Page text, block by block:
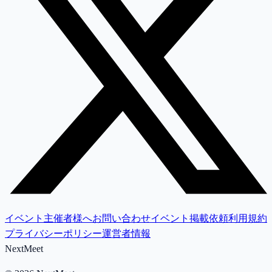
イベント主催者様へお問い合わせイベント掲載依頼利用規約
プライバシーポリシー運営者情報
NextMeet